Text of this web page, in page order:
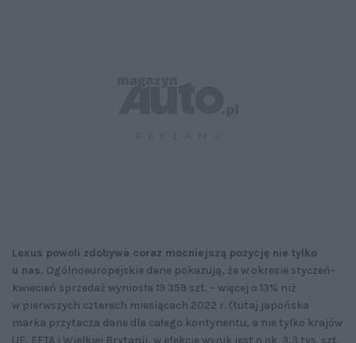
Lexus powoli zdobywa coraz mocniejszą pozycję nie tylko
u nas. Ogólnoeuropejskie dane pokazują, że w okresie styczeń-
kwiecień sprzedaż wyniosła 19 359 szt. – więcej o 13% niż
w pierwszych czterech miesiącach 2022 r. (tutaj japońska
marka przytacza dane dla całego kontynentu, a nie tylko krajów
UE, EFTA i Wielkiej Brytanii, w efekcie wynik jest o ok. 3,3 tys. szt.